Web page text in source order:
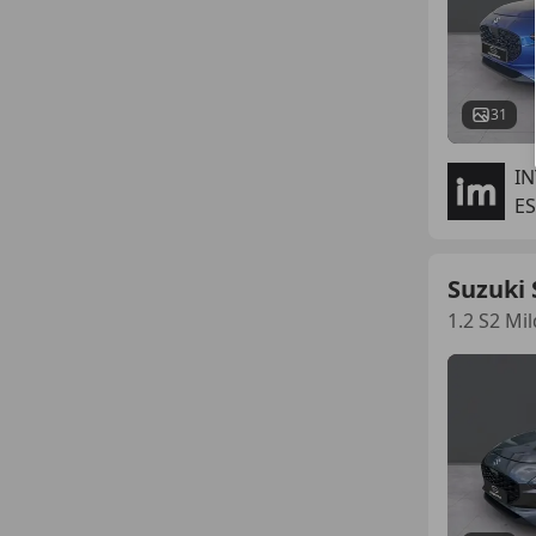
31
Suzuki
1.2 S2